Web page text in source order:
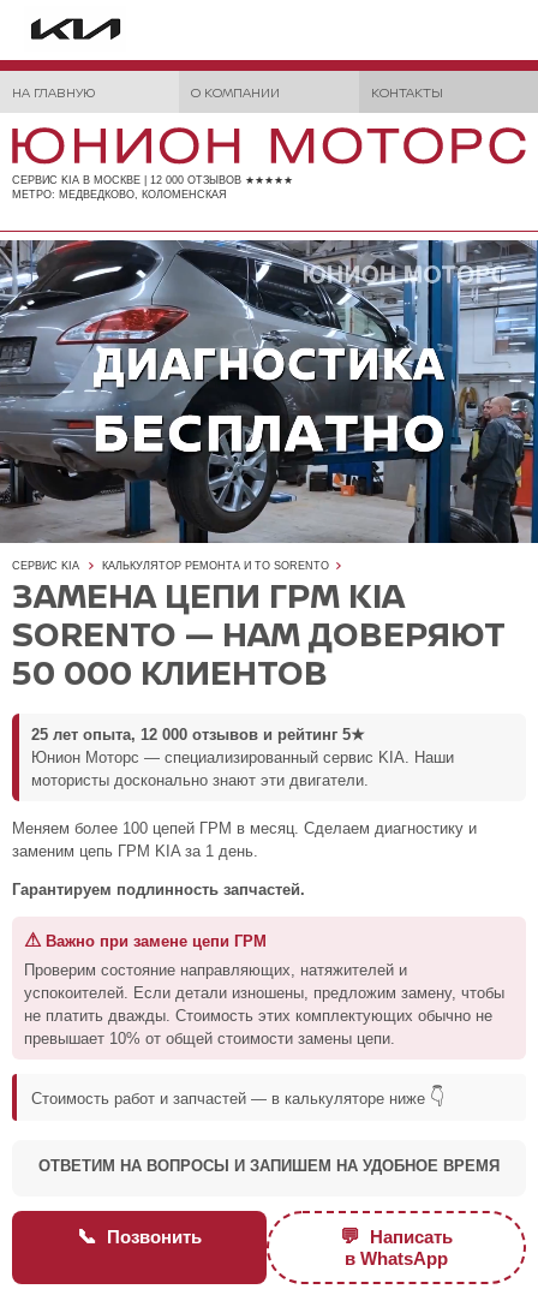
НА ГЛАВНУЮ О КОМПАНИИ КОНТАКТЫ
СЕРВИС KIA В МОСКВЕ | 12 000 ОТЗЫВОВ ★★★★★
МЕТРО: МЕДВЕДКОВО, КОЛОМЕНСКАЯ
СЕРВИС KIA КАЛЬКУЛЯТОР РЕМОНТА И ТО SORENTO
ЗАМЕНА ЦЕПИ ГРМ KIA
SORENTO — НАМ ДОВЕРЯЮТ
50 000 КЛИЕНТОВ
25 лет опыта, 12 000 отзывов и рейтинг 5★
Юнион Моторс — специализированный сервис KIA. Наши
мотористы досконально знают эти двигатели.
Меняем более 100 цепей ГРМ в месяц. Сделаем диагностику и
заменим цепь ГРМ KIA за 1 день.
Гарантируем подлинность запчастей.
⚠Важно при замене цепи ГРМ
Проверим состояние направляющих, натяжителей и
успокоителей. Если детали изношены, предложим замену, чтобы
не платить дважды. Стоимость этих комплектующих обычно не
превышает 10% от общей стоимости замены цепи.
Стоимость работ и запчастей — в калькуляторе ниже 👇
ОТВЕТИМ НА ВОПРОСЫ И ЗАПИШЕМ НА УДОБНОЕ ВРЕМЯ
📞 Позвонить 💬 Написать
в WhatsApp